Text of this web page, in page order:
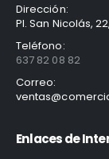
Dirección:
Pl. San Nicolás,
Teléfono:
637 82 08 82
Correo:
Enlaces de